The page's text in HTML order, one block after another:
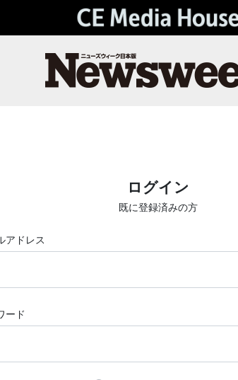
ログイン
既に登録済みの方
アドレス
ード